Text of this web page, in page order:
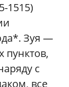
1515)
Зуя —
пунктов,
с
все